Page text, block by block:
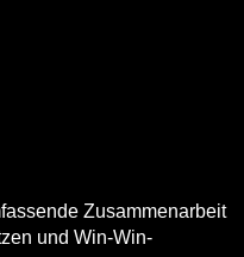
Zusammenarbeit
und Win-Win-